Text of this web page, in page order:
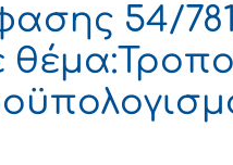
54/